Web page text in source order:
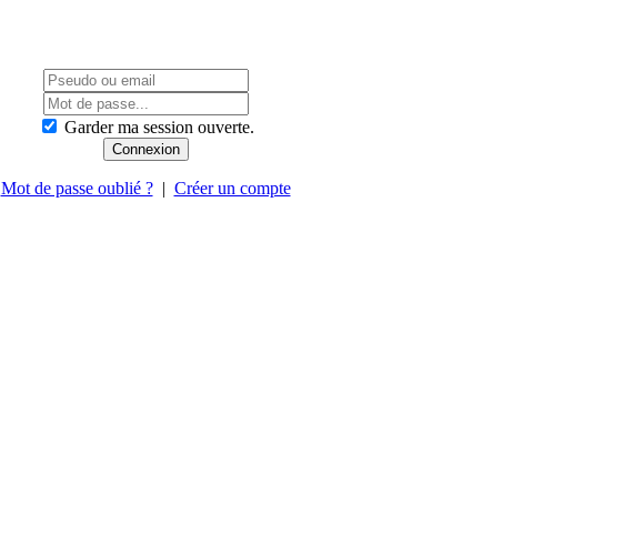
Garder ma session ouverte.
Mot de passe oublié ?| Créer un compte